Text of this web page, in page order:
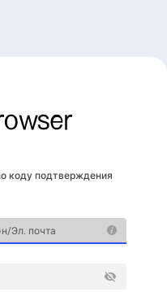
коду подтверждения
visibility_off